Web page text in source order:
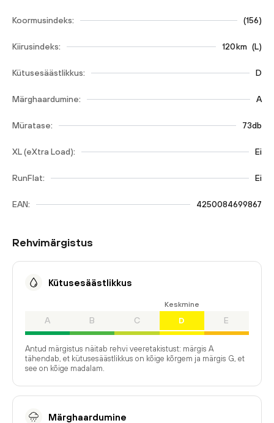
Koormusindeks: (156)
Kiirusindeks: 120km (L)
Kütusesäästlikkus: D
Märghaardumine: A
Müratase: 73db
XL (eXtra Load): Ei
RunFlat: Ei
EAN: 4250084699867
Rehvimärgistus
Kütusesäästlikkus
A B C
Keskmine
D E
Antud märgistus näitab rehvi veeretakistust: märgis A
tähendab, et kütusesäästlikkus on kõige kõrgem ja märgis G, et
see on kõige madalam.
Märghaardumine